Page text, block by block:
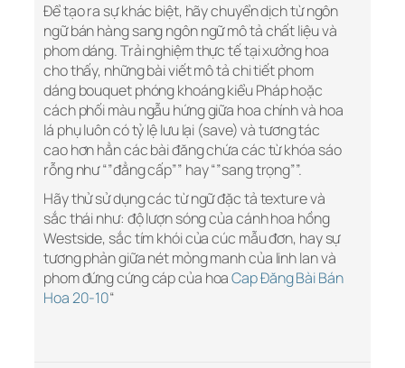
Để tạo ra sự khác biệt, hãy chuyển dịch từ ngôn
ngữ bán hàng sang ngôn ngữ mô tả chất liệu và
phom dáng. Trải nghiệm thực tế tại xưởng hoa
cho thấy, những bài viết mô tả chi tiết phom
dáng bouquet phóng khoáng kiểu Pháp hoặc
cách phối màu ngẫu hứng giữa hoa chính và hoa
lá phụ luôn có tỷ lệ lưu lại (save) và tương tác
cao hơn hẳn các bài đăng chứa các từ khóa sáo
rỗng như “”đẳng cấp”” hay “”sang trọng””.
Hãy thử sử dụng các từ ngữ đặc tả texture và
sắc thái như: độ lượn sóng của cánh hoa hồng
Westside, sắc tím khói của cúc mẫu đơn, hay sự
tương phản giữa nét mỏng manh của linh lan và
phom đứng cứng cáp của hoaCap Đăng Bài Bán
Hoa 20-10“